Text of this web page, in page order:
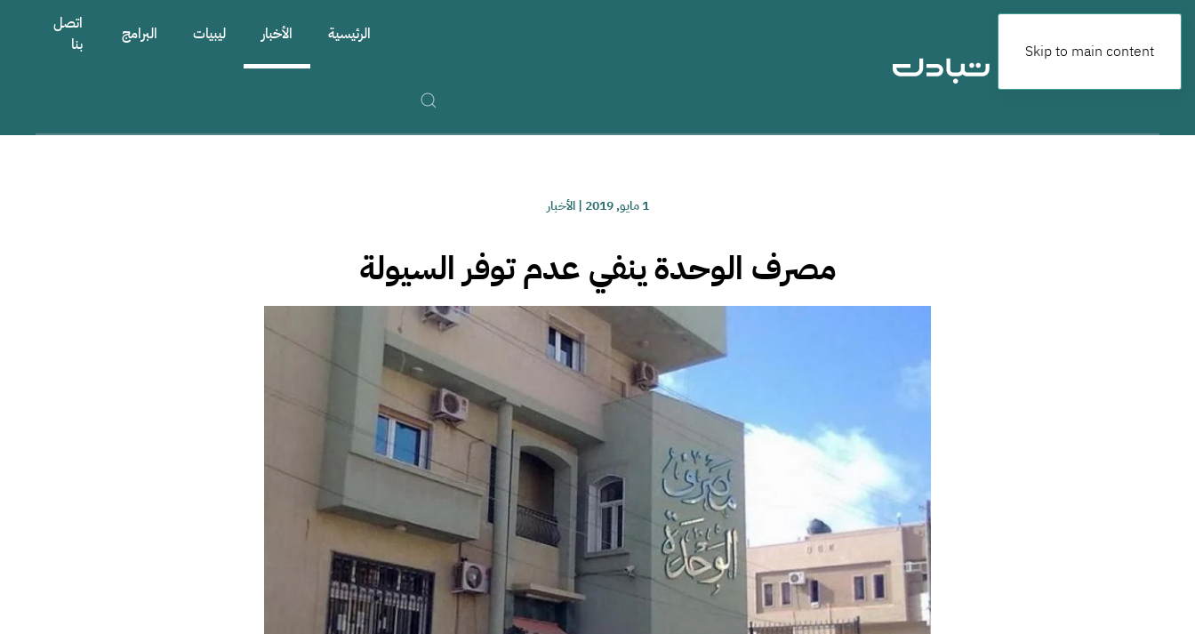
Skip to main content
الرئيسية الأخبار ليبيات البرامج
اتصل
بنا
1 مايو, 2019 |الأخبار
مصرف الوحدة ينفي عدم توفر السيولة